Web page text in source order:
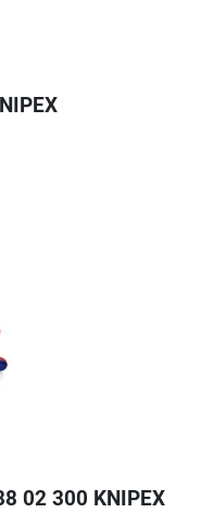
02 300 KNIPEX